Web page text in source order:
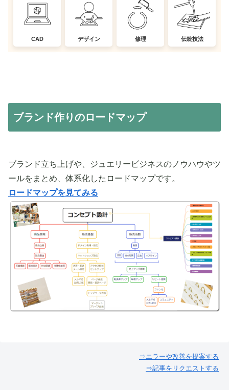
CAD デザイン 修理 伝統技法
ブランド作りのロードマップ
ブランド立ち上げや、ジュエリービジネスのノウハウやツ
ールをまとめ、体系化したロードマップです。
ロードマップを見てみる
⇒エラーや改善を提案する
⇒記事をリクエストする